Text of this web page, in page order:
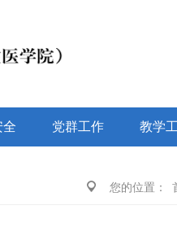
全 党群工作 教学
您的位置：